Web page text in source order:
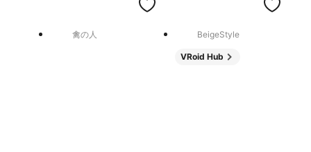
禽の人 BeigeStyle
VRoid Hub